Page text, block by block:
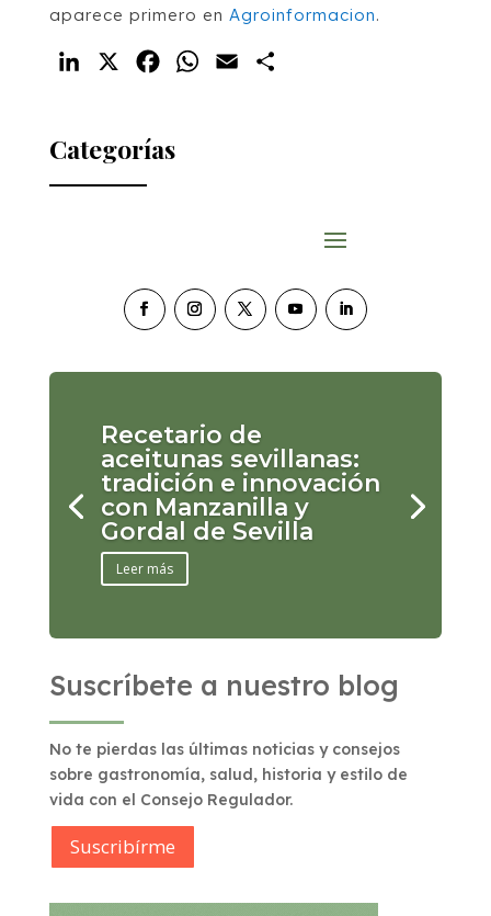
aparece primero en Agroinformacion.
LinkedIn FacebookWhatsApp
Email
Categorías
Recetario de
aceitunas sevillanas:
tradición e innovación
con Manzanilla y
Gordal de Sevilla
Leer más
Suscríbete a nuestro blog
No te pierdas las últimas noticias y consejos
sobre gastronomía, salud, historia y estilo de
vida con el Consejo Regulador.
Suscribírme